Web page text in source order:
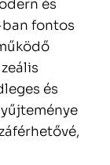
és
fontos
és